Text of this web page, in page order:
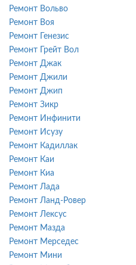
Ремонт Вольво
Ремонт Воя
Ремонт Генезис
Ремонт Грейт Вол
Ремонт Джак
Ремонт Джили
Ремонт Джип
Ремонт Зикр
Ремонт Инфинити
Ремонт Исузу
Ремонт Кадиллак
Ремонт Каи
Ремонт Киа
Ремонт Лада
Ремонт Ланд-Ровер
Ремонт Лексус
Ремонт Мазда
Ремонт Мерседес
Ремонт Мини